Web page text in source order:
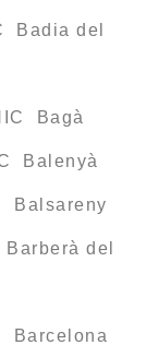
Badia del
Bagà
Balenyà
Balsareny
del
Barcelona